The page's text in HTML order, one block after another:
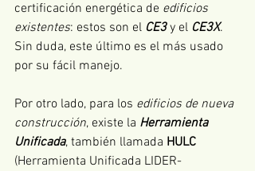
certificación energética de edificios
existentes: estos son el CE3 y el CE3X.
Sin duda, este último es el más usado
por su fácil manejo.
Por otro lado, para los edificios de nueva
construcción, existe la Herramienta
Unificada, también llamada HULC
(Herramienta Unificada LIDER-